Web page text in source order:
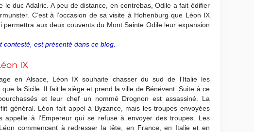
le duc Adalric. A peu de distance, en contrebas, Odile a fait édifier
C’est à l’occasion de sa visite à Hohenburg que Léon IX
aux deux couvents du Mont Sainte Odile leur expansion
contesté, est présenté dans ce blog.
IX
en Alsace, Léon IX souhaite chasser du sud de l’Italie les
que la Sicile. Il fait le siège et prend la ville de Bénévent. Suite à ce
et leur chef un nommé Drognon est assassiné. La
général. Léon fait appel à Byzance, mais les troupes envoyées
appelle à l’Empereur qui se refuse à envoyer des troupes. Les
commencent à redresser la tête, en France, en Italie et en